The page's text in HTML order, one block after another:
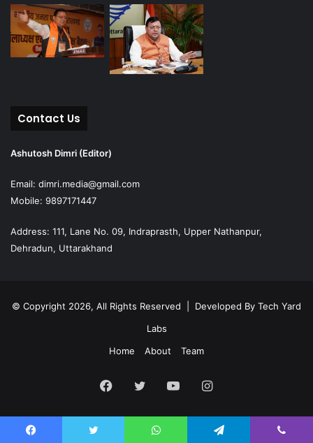
Contact Us
Ashutosh Dimri (Editor)
Email: dimri.media@gmail.com
Mobile: 9897171447
Address: 111, Lane No. 09, Indraprasth, Upper Nathanpur,
Dehradun, Uttarakhand
© Copyright 2026, All Rights Reserved | Developed By Tech Yard
Labs
Home
About Team
Facebook
TwitterYouTubeInstagram